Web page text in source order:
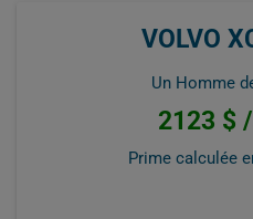
VOLVO
Un Homme
2123 $
Prime calculée